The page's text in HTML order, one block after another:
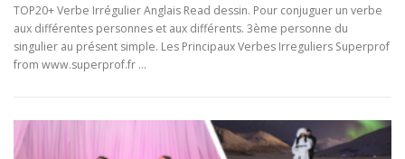
TOP20+ Verbe Irrégulier Anglais Read dessin. Pour conjuguer un verbe
aux différentes personnes et aux différents. 3ème personne du
singulier au présent simple. Les Principaux Verbes Irreguliers Superprof
from www.superprof.fr …